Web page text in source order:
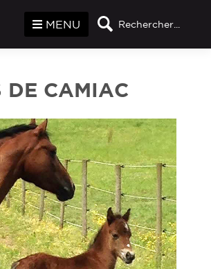
Rechercher...
MENU
DE CAMIAC
des cookies